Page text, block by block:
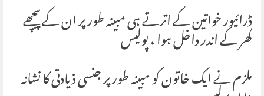
ڈرائیور خواتین کے اترتے ہی مبینہ طور پر ان کے پیچھے
گھر کے اندر داخل ہوا ، پولیس
ملزم نے ایک خاتون کو مبینہ طور پر جنسی ذیادتی کا نشانہ